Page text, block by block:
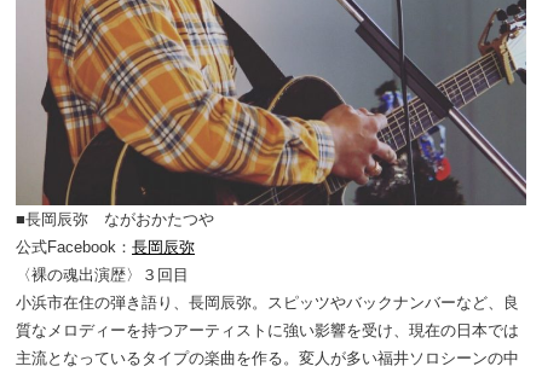
■長岡辰弥 ながおかたつや
公式Facebook： 長岡辰弥
〈裸の魂出演歴〉３回目
小浜市在住の弾き語り、長岡辰弥。スピッツやバックナンバーなど、良
質なメロディーを持つアーティストに強い影響を受け、現在の日本では
主流となっているタイプの楽曲を作る。変人が多い福井ソロシーンの中